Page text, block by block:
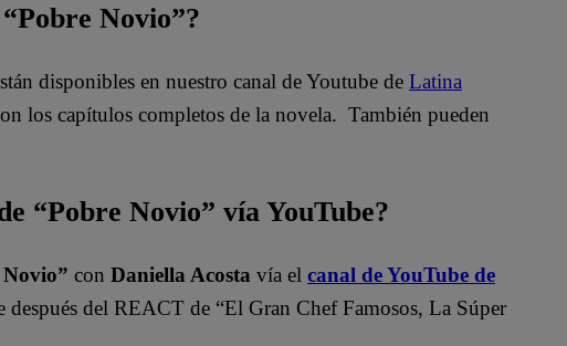
Novio”?
disponibles en nuestro canal de Youtube de Latina
los capítulos completos de la novela. También pueden
“Pobre Novio” vía YouTube?
con Daniella Acosta vía el canal de YouTube de
del REACT de “El Gran Chef Famosos, La Súper